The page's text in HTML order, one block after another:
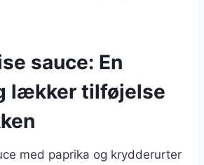
sauce: En
lækker tilføjelse
med paprika og krydderurter